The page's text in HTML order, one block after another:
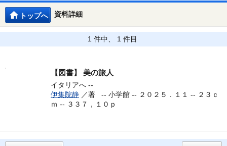
資料詳細
トップへ
1 件中、 1 件目
【図書】 美の旅人
イタリアへ --
伊集院静 ／著 -- 小学館 -- ２０２５．１１ -- ２３ｃ
ｍ -- ３３７，１０ｐ